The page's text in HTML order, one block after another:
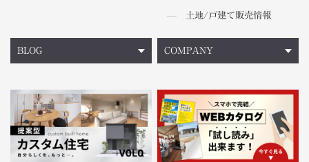
土地/戸建て販売情報
BLOG COMPANY